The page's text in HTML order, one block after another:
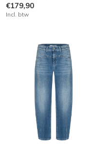
€179,90
Incl. btw